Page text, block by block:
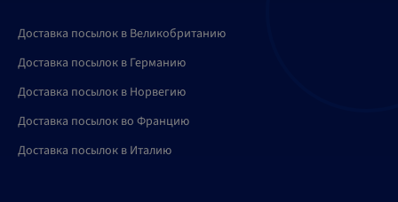
Доставка посылок в Великобританию
Доставка посылок в Германию
Доставка посылок в Норвегию
Доставка посылок во Францию
Доставка посылок в Италию